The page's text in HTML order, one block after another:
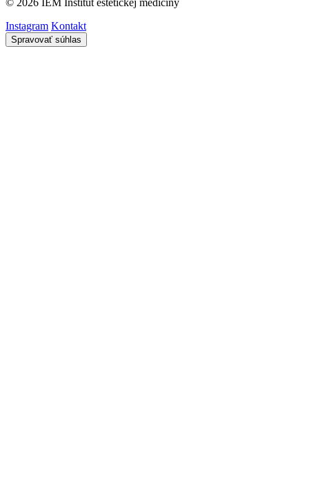
© 2026 IEM Inštitút estetickej medicíny
Instagram Kontakt
Spravovať súhlas